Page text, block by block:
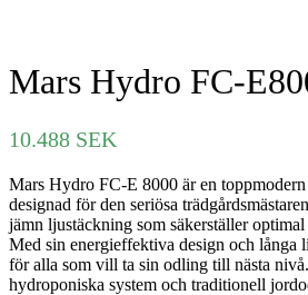
Mars Hydro FC-
10.488 SEK
Mars Hydro FC-E 8000 är en
designad för den seriösa
jämn ljustäckning som säkerställer
Med sin energieffektiva design och långa
för alla som vill ta sin odling till nästa
hydroponiska system och traditionell